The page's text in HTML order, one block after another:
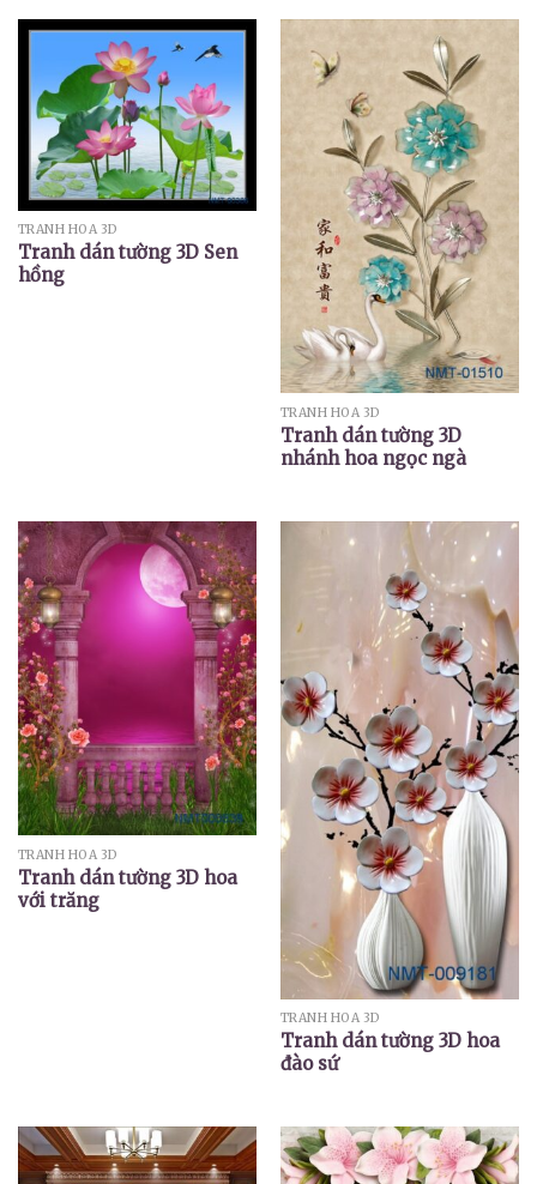
TRANH HOA 3D
Tranh dán tường 3D Sen
hồng
TRANH HOA 3D
Tranh dán tường 3D
nhánh hoa ngọc ngà
TRANH HOA 3D
Tranh dán tường 3D hoa
với trăng
TRANH HOA 3D
Tranh dán tường 3D hoa
đào sứ